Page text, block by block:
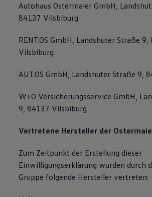
Autohaus Ostermaier GmbH,
84137 Vilsbiburg
RENT.OS GmbH, Landshuter Straße 9,
Vilsbiburg
AUT.OS GmbH, Landshuter Straße 9,
W+O Versicherungsservice GmbH,
9, 84137 Vilsbiburg
Vertretene Hersteller der
Zum Zeitpunkt der Erstellung dieser
Einwilligungserklärung wurden durch
Gruppe folgende Hersteller vertreten: